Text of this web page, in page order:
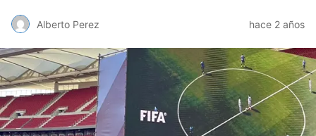
Alberto Perez hace 2 años